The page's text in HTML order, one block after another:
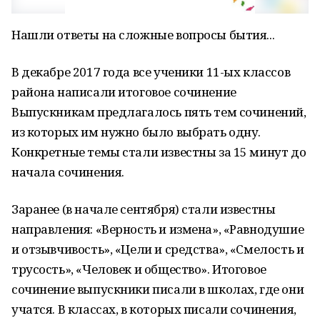
Нашли ответы на сложные вопросы бытия...
В декабре 2017 года все ученики 11-ых классов
района написали итоговое сочинение
Выпускникам предлагалось пять тем сочинений,
из которых им нужно было выбрать одну.
Конкретные темы стали известны за 15 минут до
начала сочинения.
Заранее (в начале сентября) стали известны
направления: «Верность и измена», «Равнодушие
и отзывчивость», «Цели и средства», «Смелость и
трусость», «Человек и общество». Итоговое
сочинение выпускники писали в школах, где они
учатся. В классах, в которых писали сочинения,